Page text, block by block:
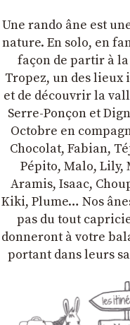
Une rando âne est
nature. En solo, en
façon de partir à
Tropez, un des lieux
et de découvrir la
Serre-Ponçon et
Octobre en
Chocolat, Fabian,
Pépito, Malo, Lily,
Aramis, Isaac,
Kiki, Plume… Nos
pas du tout
donneront à votre
portant dans leurs